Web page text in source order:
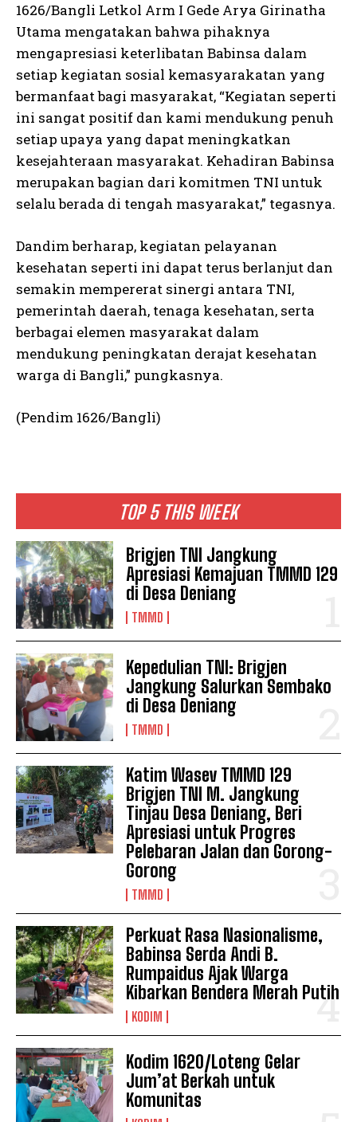
TOP 5 THIS WEEK
Brigjen TNI Jangkung
Apresiasi Kemajuan TMMD 129
di Desa Deniang
TMMD
Kepedulian TNI: Brigjen
Jangkung Salurkan Sembako
di Desa Deniang
TMMD
Katim Wasev TMMD 129
Brigjen TNI M. Jangkung
Tinjau Desa Deniang, Beri
Apresiasi untuk Progres
Pelebaran Jalan dan Gorong-
Gorong
TMMD
Perkuat Rasa Nasionalisme,
Babinsa Serda Andi B.
Rumpaidus Ajak Warga
Kibarkan Bendera Merah Putih
KODIM
Kodim 1620/Loteng Gelar
Jum’at Berkah untuk
Komunitas
1626/Bangli Letkol Arm I Gede Arya Girinatha
Utama mengatakan bahwa pihaknya
mengapresiasi keterlibatan Babinsa dalam
setiap kegiatan sosial kemasyarakatan yang
bermanfaat bagi masyarakat, “Kegiatan seperti
ini sangat positif dan kami mendukung penuh
setiap upaya yang dapat meningkatkan
kesejahteraan masyarakat. Kehadiran Babinsa
merupakan bagian dari komitmen TNI untuk
selalu berada di tengah masyarakat,” tegasnya.
Dandim berharap, kegiatan pelayanan
kesehatan seperti ini dapat terus berlanjut dan
semakin mempererat sinergi antara TNI,
pemerintah daerah, tenaga kesehatan, serta
berbagai elemen masyarakat dalam
mendukung peningkatan derajat kesehatan
warga di Bangli,” pungkasnya.
(Pendim 1626/Bangli)